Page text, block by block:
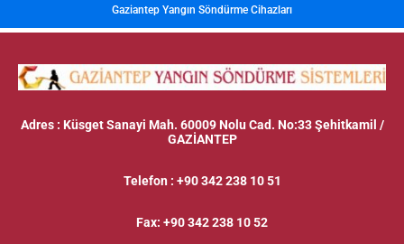
Gaziantep Yangın Söndürme Cihazları
Adres : Küsget Sanayi Mah. 60009 Nolu Cad. No:33 Şehitkamil /
GAZİANTEP
Telefon : +90 342 238 10 51
Fax: +90 342 238 10 52